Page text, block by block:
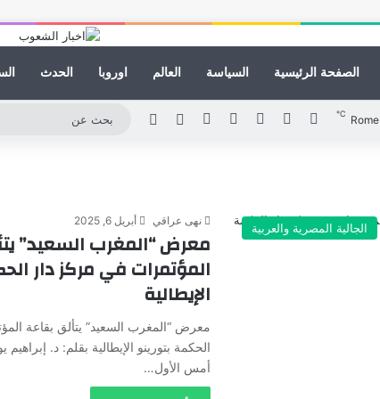
الصفحة الرئيسية السياسة العالم اوروبا الحدث
Rome
℃ فيسبوك لينكدإنيوتيوب انستقراممقال عشوائي
الوضع المظلم
الجالية المصرية والعربية
نهى عراقي أبريل 6, 2025
معرض “المغرب السعيد”
المؤتمرات في مركز دار
الإيطالية
معرض “المغرب السعيد” يتألق بقاعة
الحكمة بتورينو الإيطالية بقلم: د.
أمس الأول…